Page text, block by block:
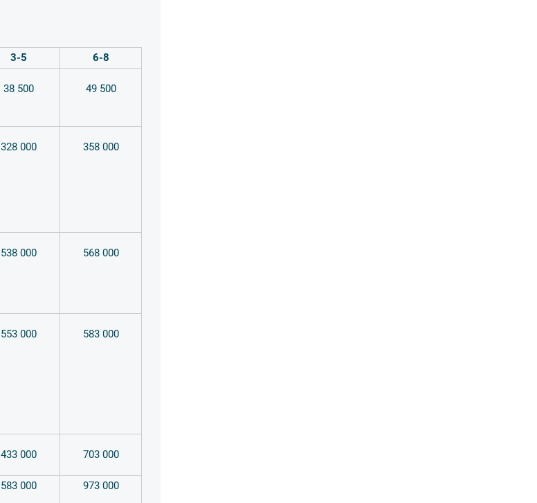
3-5 6-8
38 500 49 500
328 000 358 000
538 000 568 000
553 000 583 000
433 000 703 000
583 000 973 000